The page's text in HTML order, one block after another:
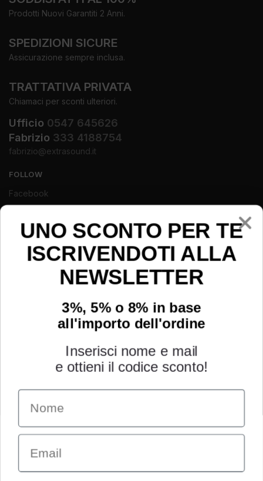
Prodotti Nuovi Garantiti 2 Anni.
SPEDIZIONI SICURE
Assicurazione sempre inclusa.
TRATTATIVA PRIVATA
Chiamaci per sconti ulteriori.
Ufficio 0547 645626
Fabrizio 333 4188754
fabrizio@extrasound.it
FOLLOW
Facebook
Instagram
Youtube
INFORMAZIONI
Chi siamo
Garanzia
Richiesta assistenza tecnica
UNO SCONTO PER TE
ISCRIVENDOTI ALLA
NEWSLETTER
3%, 5% o 8% in base
all'importo dell'ordine
Inserisci nome e mail
e ottieni il codice sconto!
Name
Email